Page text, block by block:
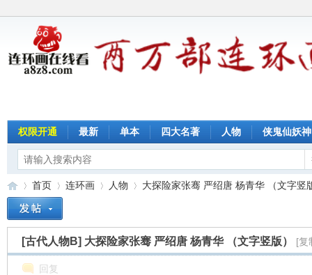
权限开通 最新 单本 四大名著 人物 侠鬼仙妖神
»
首页
›
连环画
›
人物
›
大探险家张骞 严绍唐 杨青华 （文字竖
[古代人物B] 大探险家张骞 严绍唐 杨青华 （文字竖版） [复
回复